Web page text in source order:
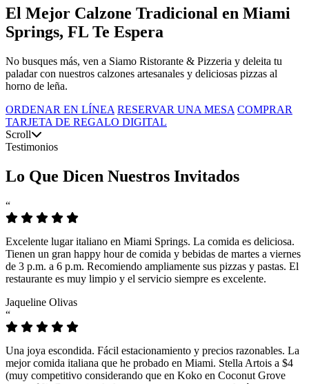
El Mejor Calzone Tradicional en Miami
Springs, FL Te Espera
No busques más, ven a Siamo Ristorante & Pizzeria y deleita tu
paladar con nuestros calzones artesanales y deliciosas pizzas al
horno de leña.
ORDENAR EN LÍNEA RESERVAR UNA MESA COMPRAR
TARJETA DE REGALO DIGITAL
Scroll
Testimonios
Lo Que Dicen Nuestros Invitados
“
Excelente lugar italiano en Miami Springs. La comida es deliciosa.
Tienen un gran happy hour de comida y bebidas de martes a viernes
de 3 p.m. a 6 p.m. Recomiendo ampliamente sus pizzas y pastas. El
restaurante es muy limpio y el servicio siempre es excelente.
Jaqueline Olivas
“
Una joya escondida. Fácil estacionamiento y precios razonables. La
mejor comida italiana que he probado en Miami. Stella Artois a $4
(muy competitivo considerando que en Koko en Coconut Grove